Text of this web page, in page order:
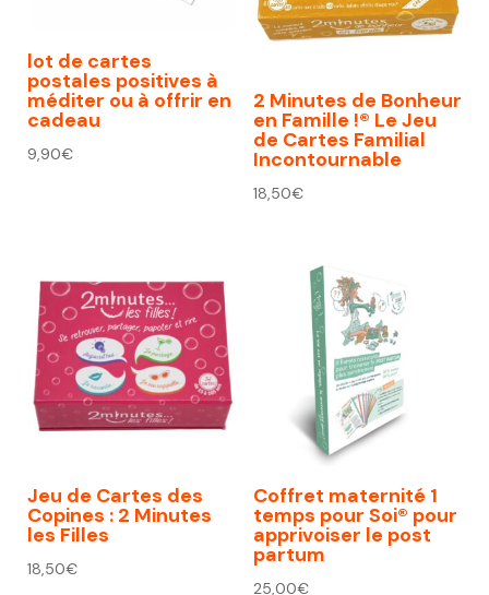
lot de cartes
postales positives à
méditer ou à offrir en
cadeau
9,90€
2 Minutes de Bonheur
en Famille !® Le Jeu
de Cartes Familial
Incontournable
18,50€
Jeu de Cartes des
Copines : 2 Minutes
les Filles
18,50€
Coffret maternité 1
temps pour Soi® pour
apprivoiser le post
partum
25,00€